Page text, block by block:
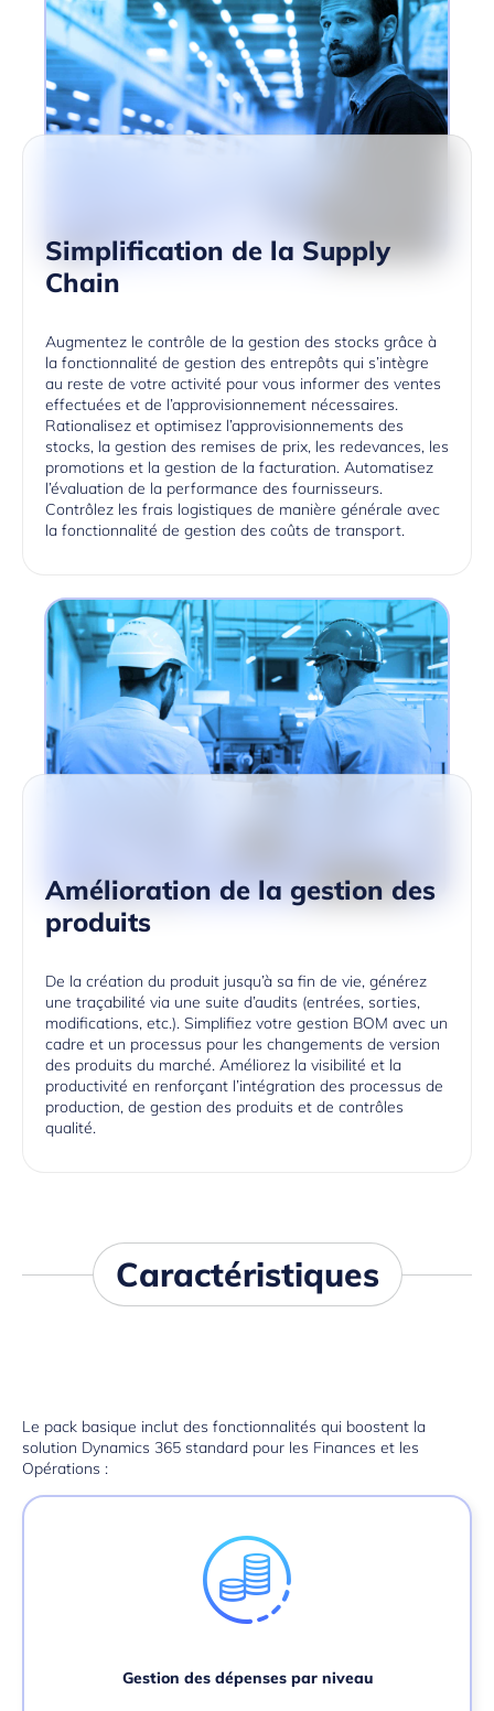
Simplification de la Supply
Chain
Augmentez le contrôle de la gestion des stocks grâce à
la fonctionnalité de gestion des entrepôts qui s’intègre
au reste de votre activité pour vous informer des ventes
effectuées et de l’approvisionnement nécessaires.
Rationalisez et optimisez l’approvisionnements des
stocks, la gestion des remises de prix, les redevances, les
promotions et la gestion de la facturation. Automatisez
l’évaluation de la performance des fournisseurs.
Contrôlez les frais logistiques de manière générale avec
la fonctionnalité de gestion des coûts de transport.
Amélioration de la gestion des
produits
De la création du produit jusqu’à sa fin de vie, générez
une traçabilité via une suite d’audits (entrées, sorties,
modifications, etc.). Simplifiez votre gestion BOM avec un
cadre et un processus pour les changements de version
des produits du marché. Améliorez la visibilité et la
productivité en renforçant l’intégration des processus de
production, de gestion des produits et de contrôles
qualité.
Caractéristiques
Le pack basique inclut des fonctionnalités qui boostent la
solution Dynamics 365 standard pour les Finances et les
Opérations :
Gestion des dépenses par niveau